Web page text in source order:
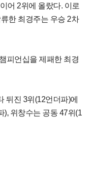
어 2위에 올랐다. 이로
한 최경주는 우승 2차
피언십을 제패한 최경
뒤진 3위(12언더파)에
), 위창수는 공동 47위(1